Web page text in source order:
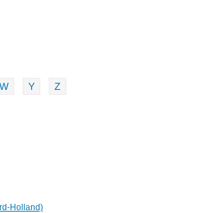
W Y Z
Holland)